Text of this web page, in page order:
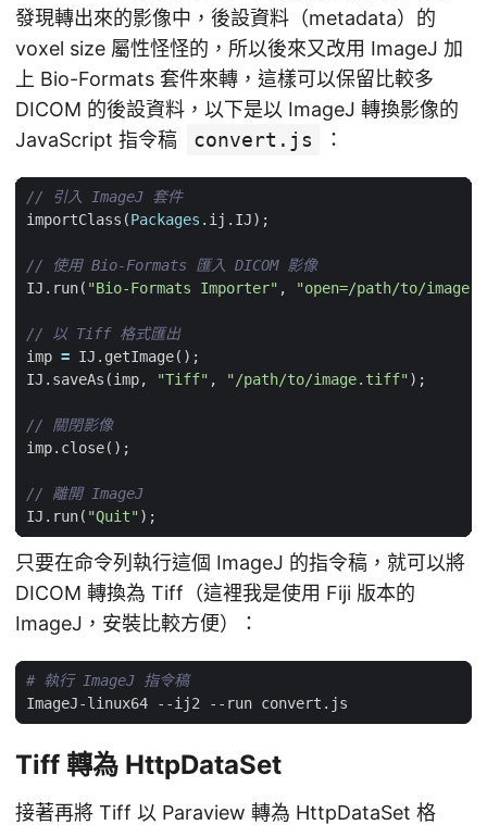
發現轉出來的影像中，後設資料（metadata）的
voxel size 屬性怪怪的，所以後來又改用 ImageJ 加
上 Bio-Formats 套件來轉，這樣可以保留比較多
DICOM 的後設資料，以下是以 ImageJ 轉換影像的
JavaScript 指令稿
convert.js ：
importClass (Packages . ij . IJ);
IJ . run( "Bio-Formats Importer" , "open=/path/to/
imp = IJ . getImage();
IJ . saveAs (imp, "Tiff" , "/path/to/image.tiff");
imp. close();
IJ . run( "Quit");
只要在命令列執行這個 ImageJ 的指令稿，就可以將
DICOM 轉換為 Tiff（這裡我是使用 Fiji 版本的
ImageJ，安裝比較方便）：
# 執行 ImageJ 指令稿
Tiff 轉為 HttpDataSet
接著再將 Tiff 以 Paraview 轉為 HttpDataSet 格